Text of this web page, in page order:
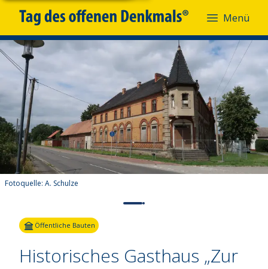
Menü
Fotoquelle: A. Schulze
Öffentliche Bauten
Historisches Gasthaus „Zur